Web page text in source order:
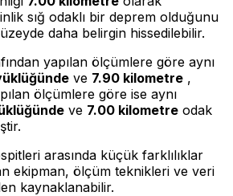
sığ odaklı bir deprem olduğunu
daha belirgin hissedilebilir.
yapılan ölçümlere göre aynı
ve 7.90 kilometre ,
ölçümlere göre ise aynı
ve 7.00 kilometre odak
arasında küçük farklılıklar
ekipman, ölçüm teknikleri ve veri
kaynaklanabilir.